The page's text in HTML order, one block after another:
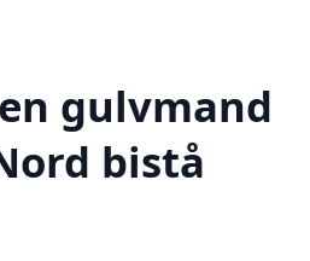
gulvmand
bistå